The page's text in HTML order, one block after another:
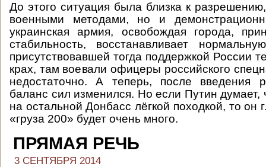
До этого ситуация была близка к
военными методами, но и
украинская армия, освобождая города,
стабильность, восстанавливает
присутствовавшей тогда поддержкой России
крах, там воевали офицеры российского
недостаточно. А теперь, после введения
баланс сил изменился. Но если Путин думает,
на остальной Донбасс лёгкой походкой, то он
«груза 200» будет очень много.
ПРЯМАЯ РЕЧЬ
3 СЕНТЯБРЯ 2014